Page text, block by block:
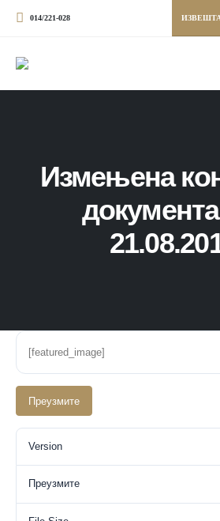
014/221-028
Измењена
[featured_image]
Преузмите
Version
Преузмите